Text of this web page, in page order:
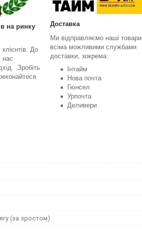
на ринку
До
нас
Зробіть
Доставка
Ми відправляємо наші товари
всіма можливими службами
доставки, зокрема:
Інтайм
Нова почта
Гюнсел
Урпочта
Деливери
(за зростом)